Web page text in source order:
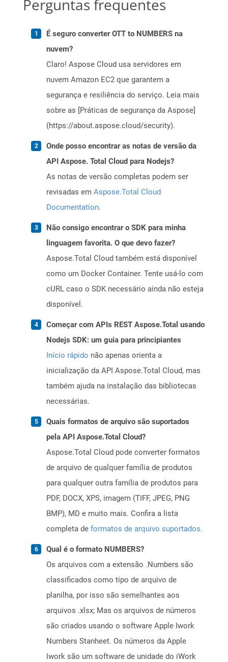
Perguntas frequentes
É seguro converter OTT to NUMBERS na
nuvem?
Claro! Aspose Cloud usa servidores em
nuvem Amazon EC2 que garantem a
segurança e resiliência do serviço. Leia mais
sobre as [Práticas de segurança da Aspose]
(https://about.aspose.cloud/security).
Onde posso encontrar as notas de versão da
API Aspose. Total Cloud para Nodejs?
As notas de versão completas podem ser
revisadas em Aspose.Total Cloud
Documentation.
Não consigo encontrar o SDK para minha
linguagem favorita. O que devo fazer?
Aspose.Total Cloud também está disponível
como um Docker Container. Tente usá-lo com
cURL caso o SDK necessário ainda não esteja
disponível.
Começar com APIs REST Aspose.Total usando
Nodejs SDK: um guia para principiantes
Início rápido não apenas orienta a
inicialização da API Aspose.Total Cloud, mas
também ajuda na instalação das bibliotecas
necessárias.
Quais formatos de arquivo são suportados
pela API Aspose.Total Cloud?
Aspose.Total Cloud pode converter formatos
de arquivo de qualquer família de produtos
para qualquer outra família de produtos para
PDF, DOCX, XPS, imagem (TIFF, JPEG, PNG
BMP), MD e muito mais. Confira a lista
completa de formatos de arquivo suportados.
Qual é o formato NUMBERS?
Os arquivos com a extensão .Numbers são
classificados como tipo de arquivo de
planilha, por isso são semelhantes aos
arquivos .xlsx; Mas os arquivos de números
são criados usando o software Apple Iwork
Numbers Stanheet. Os números da Apple
Iwork são um software de unidade do iWork